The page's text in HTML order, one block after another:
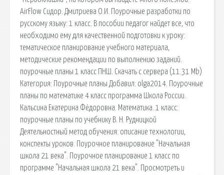
AirFlow Сидор. Дмитриева О.И. Поурочные разработки по
русскому языку: 1 класс. В пособии педагог найдет все, что
необходимо ему для качественной подготовки к уроку:
тематическое планирование учебного материала,
методические рекомендации по выполнению заданий.
поурочные планы 1 класс ПНШ. Скачать с сервера (11.31 Mb)
Категория: Поурочные планы Добавил: olga2014. Поурочные
планы по математике 4 класс программа Школа России.
Кальсина Екатерина Фёдоровна. Математика. 1 класс:
поурочные планы по учебнику В. Н. Рудницкой
Деятельностный метод обучения: описание технологии,
конспекты уроков. Поурочное планирование "Начальная
школа 21 века". Поурочное планирование 1 класс по
программе "Начальная школа 21 века". Просмотреть и